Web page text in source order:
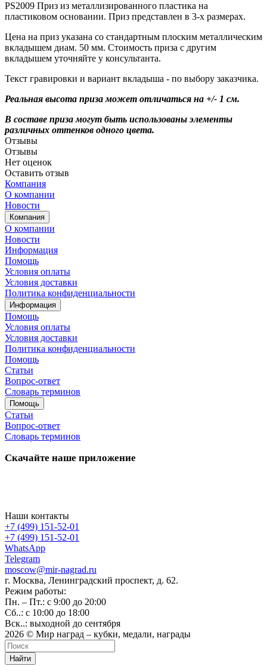
PS2009 Приз из металлизированного пластика на
пластиковом основании. Приз представлен в 3-х размерах.
Цена на приз указана со стандартным плоским металлическим
вкладышем диам. 50 мм. Стоимость приза с другим
вкладышем уточняйте у консультанта.
Текст гравировки и вариант вкладыша - по выбору заказчика.
Реальная высота приза может отличаться на +/- 1 см.
В составе приза могут быть использованы элементы
различных оттенков одного цвета.
Отзывы
Отзывы
Нет оценок
Оставить отзыв
Компания
О компании
Новости
Компания
О компании
Новости
Информация
Помощь
Условия оплаты
Условия доставки
Политика конфиденциальности
Информация
Помощь
Условия оплаты
Условия доставки
Политика конфиденциальности
Помощь
Статьи
Вопрос-ответ
Словарь терминов
Помощь
Статьи
Вопрос-ответ
Словарь терминов
Скачайте наше приложение
Наши контакты
+7 (499) 151-52-01
+7 (499) 151-52-01
WhatsApp
Telegram
moscow@mir-nagrad.ru
г. Москва, Ленинградский проспект, д. 62.
Режим работы:
Пн. – Пт.: с 9:00 до 20:00
Сб..: с 10:00 до 18:00
Вск..: выходной до сентября
2026 © Мир наград – кубки, медали, награды
Найти